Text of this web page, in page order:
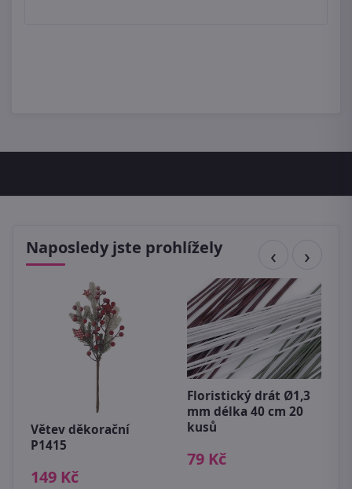
Naposledy jste prohlížely
Větev děkorační
P1415
149 Kč
Floristický drát Ø1,3
mm délka 40 cm 20
kusů
79 Kč